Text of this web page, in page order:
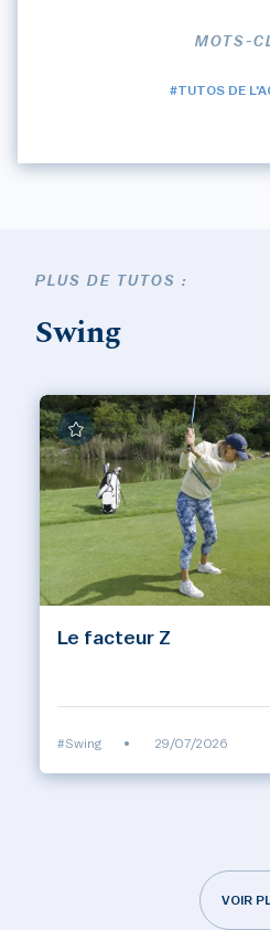
MOTS-
#TUTOS DE
PLUS DE TUTOS :
Swing
Le facteur Z
#Swing • 29/07/2026
VOIR